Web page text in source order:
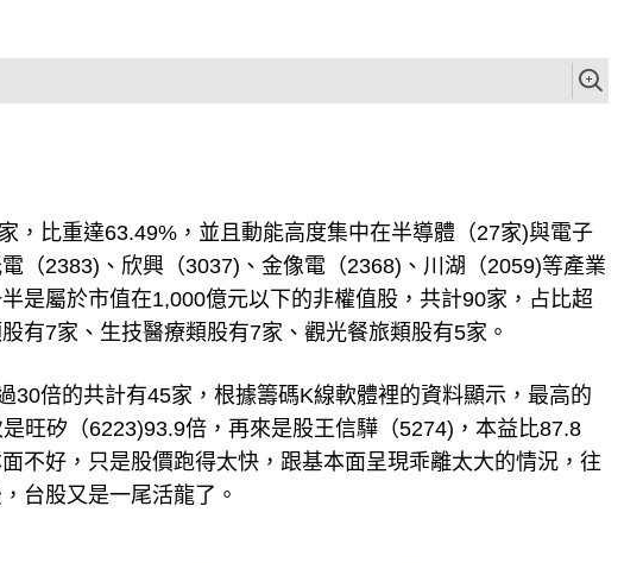
，比重達63.49%，並且動能高度集中在半導體（27家)與電子
（2383)、欣興（3037)、金像電（2368)、川湖（2059)等產業
是屬於市值在1,000億元以下的非權值股，共計90家，占比超
有7家、生技醫療類股有7家、觀光餐旅類股有5家。
30倍的共計有45家，根據籌碼K線軟體裡的資料顯示，最高的
旺矽（6223)93.9倍，再來是股王信驊（5274)，本益比87.8
不好，只是股價跑得太快，跟基本面呈現乖離太大的情況，往
台股又是一尾活龍了。